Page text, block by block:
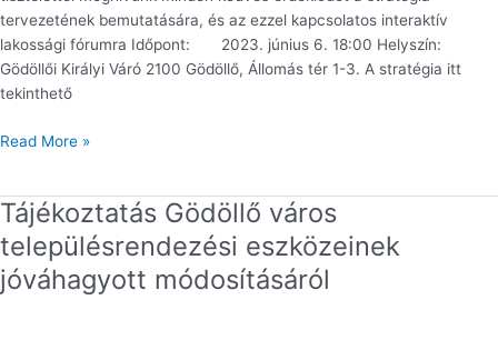
tervezetének bemutatására, és az ezzel kapcsolatos interaktív
lakossági fórumra Időpont: 2023. június 6. 18:00 Helyszín:
Gödöllői Királyi Váró 2100 Gödöllő, Állomás tér 1-3. A stratégia itt
tekinthető
Read More »
Tájékoztatás Gödöllő város
településrendezési eszközeinek
jóváhagyott módosításáról
Tájékoztatás
Gödöllő
város
településrendezési